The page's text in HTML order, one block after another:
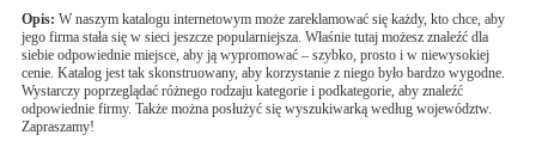
Opis: W naszym katalogu internetowym może zareklamować się każdy, kto chce, aby
jego firma stała się w sieci jeszcze popularniejsza. Właśnie tutaj możesz znaleźć dla
siebie odpowiednie miejsce, aby ją wypromować – szybko, prosto i w niewysokiej
cenie. Katalog jest tak skonstruowany, aby korzystanie z niego było bardzo wygodne.
Wystarczy poprzeglądać różnego rodzaju kategorie i podkategorie, aby znaleźć
odpowiednie firmy. Także można posłużyć się wyszukiwarką według województw.
Zapraszamy!